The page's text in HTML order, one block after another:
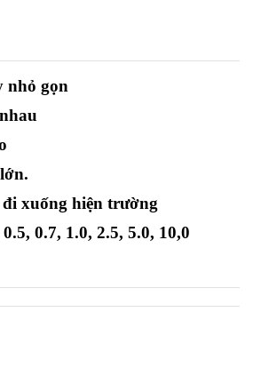
nhỏ gọn
xuống hiện trường
0.7, 1.0, 2.5, 5.0, 10,0